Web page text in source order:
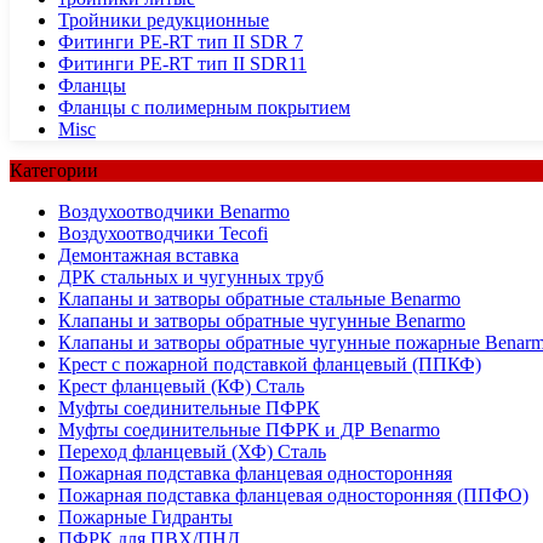
Тройники редукционные
Фитинги PE-RT тип II SDR 7
Фитинги PE-RT тип II SDR11
Фланцы
Фланцы с полимерным покрытием
Misc
Категории
Воздухоотводчики Benarmo
Воздухоотводчики Tecofi
Демонтажная вставка
ДРК стальных и чугунных труб
Клапаны и затворы обратные стальные Benarmo
Клапаны и затворы обратные чугунные Benarmo
Клапаны и затворы обратные чугунные пожарные
Крест с пожарной подставкой фланцевый (ППКФ)
Крест фланцевый (КФ) Сталь
Муфты соединительные ПФРК
Муфты соединительные ПФРК и ДР Benarmo
Переход фланцевый (ХФ) Сталь
Пожарная подставка фланцевая односторонняя
Пожарная подставка фланцевая односторонняя (ППФО)
Пожарные Гидранты
ПФРК для ПВХ/ПНД